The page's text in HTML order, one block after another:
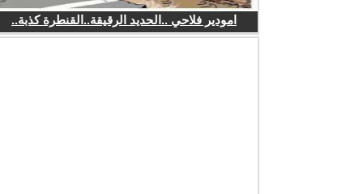
امودير فلاحي ..الحديد الرقيقة..القنطرة كذبة..